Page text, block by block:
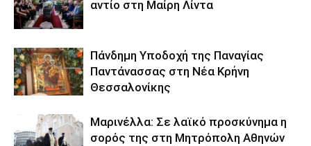
αντίο στη Μαίρη Λίντα
Πάνδημη Υποδοχή της Παναγίας
Παντάνασσας στη Νέα Κρήνη
Θεσσαλονίκης
Μαρινέλλα: Σε λαϊκό προσκύνημα η
σορός της στη Μητρόπολη Αθηνών